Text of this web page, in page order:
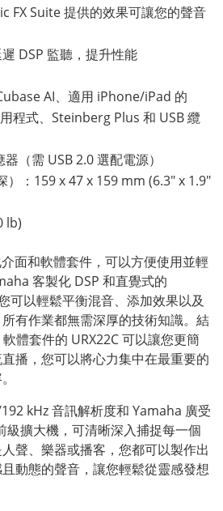
FX Suite 提供的效果可讓您的聲音
DSP 監聽，提升性能
AI、適用 iPhone/iPad 的
程式、Steinberg Plus 和 USB 纜
（需 USB 2.0 選配電源）
）：159 x 47 x 159 mm (6.3″ x 1.9″
lb)
面和軟體套件，可以方便使用並輕
客製化 DSP 和直覺式的
可以輕鬆平衡混音、添加效果以及
有作業都無需深厚的技術知識。結
體套件的 URX22C 可以讓您更簡
播，您可以將心力集中在最重要的
kHz 音訊解析度和 Yamaha 廣受
級擴大機，可清晰深入捕捉每一個
聲、樂器或播客，您都可以製作出
動態的聲音，讓您輕鬆從靈感發想